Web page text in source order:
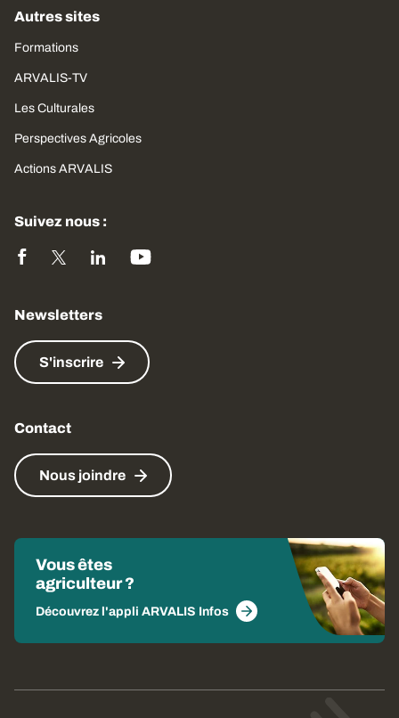
Autres sites
Formations
ARVALIS-TV
Les Culturales
Perspectives Agricoles
Actions ARVALIS
Suivez nous :
Newsletters
S'inscrire
Contact
Nous joindre
Vous êtes
agriculteur ?
Découvrez l'appli ARVALIS Infos